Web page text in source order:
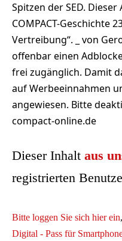
Spitzen der SED.
COMPACT-Geschichte
Vertreibung“. _ von
offenbar einen
frei zugänglich. Damit
auf Werbeeinnahmen
angewiesen. Bitte
compact-online.de
Dieser Inhalt aus
registrierten
Bitte loggen Sie sich hier ein
Digital - Pass für